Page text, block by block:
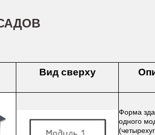
Вид сверху
Форма
одного